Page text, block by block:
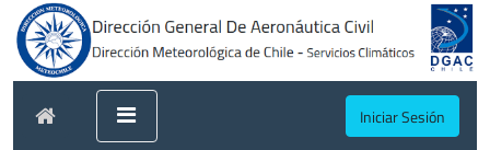
Iniciar Sesión